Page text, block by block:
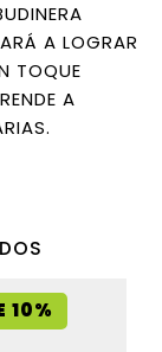
A LOGRAR
TOQUE
A
10%